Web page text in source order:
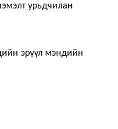
урьдчилан
эрүүл мэндийн